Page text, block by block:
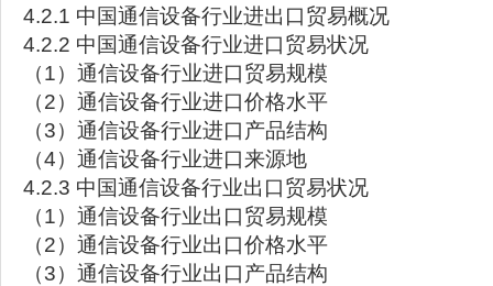
4.2.1 中国通信设备行业进出口贸易概况
4.2.2 中国通信设备行业进口贸易状况
（1）通信设备行业进口贸易规模
（2）通信设备行业进口价格水平
（3）通信设备行业进口产品结构
（4）通信设备行业进口来源地
4.2.3 中国通信设备行业出口贸易状况
（1）通信设备行业出口贸易规模
（2）通信设备行业出口价格水平
（3）通信设备行业出口产品结构